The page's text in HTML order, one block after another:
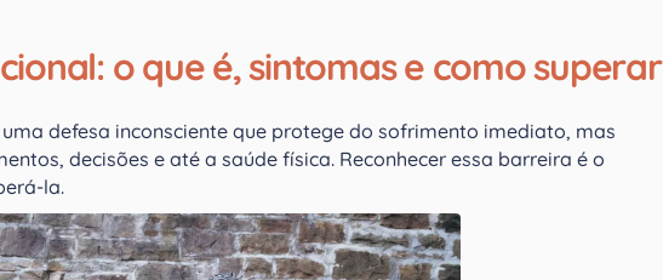
o que é, sintomas e como superar
defesa inconsciente que protege do sofrimento imediato, mas
decisões e até a saúde física. Reconhecer essa barreira é o
la.